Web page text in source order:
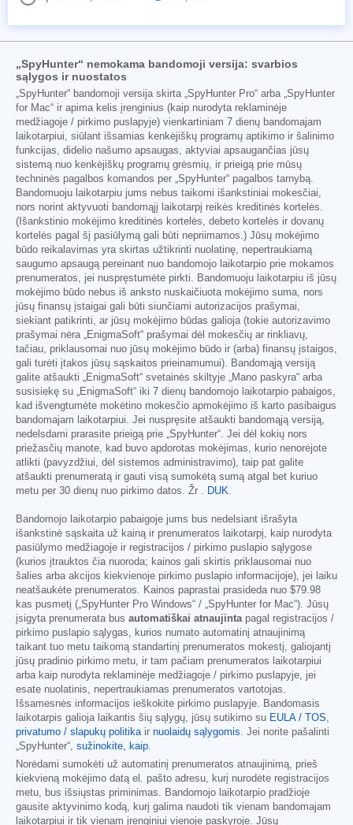
„SpyHunter“ nemokama bandomoji versija: svarbios
sąlygos ir nuostatos
„SpyHunter“ bandomoji versija skirta „SpyHunter Pro“ arba „SpyHunter
for Mac“ ir apima kelis įrenginius (kaip nurodyta reklaminėje
medžiagoje / pirkimo puslapyje) vienkartiniam 7 dienų bandomajam
laikotarpiui, siūlant išsamias kenkėjiškų programų aptikimo ir šalinimo
funkcijas, didelio našumo apsaugas, aktyviai apsaugančias jūsų
sistemą nuo kenkėjiškų programų grėsmių, ir prieigą prie mūsų
techninės pagalbos komandos per „SpyHunter“ pagalbos tarnybą.
Bandomuoju laikotarpiu jums nebus taikomi išankstiniai mokesčiai,
nors norint aktyvuoti bandomąjį laikotarpį reikės kreditinės kortelės.
(Išankstinio mokėjimo kreditinės kortelės, debeto kortelės ir dovanų
kortelės pagal šį pasiūlymą gali būti nepriimamos.) Jūsų mokėjimo
būdo reikalavimas yra skirtas užtikrinti nuolatinę, nepertraukiamą
saugumo apsaugą pereinant nuo bandomojo laikotarpio prie mokamos
prenumeratos, jei nuspręstumėte pirkti. Bandomuoju laikotarpiu iš jūsų
mokėjimo būdo nebus iš anksto nuskaičiuota mokėjimo suma, nors
jūsų finansų įstaigai gali būti siunčiami autorizacijos prašymai,
siekiant patikrinti, ar jūsų mokėjimo būdas galioja (tokie autorizavimo
prašymai nėra „EnigmaSoft“ prašymai dėl mokesčių ar rinkliavų,
tačiau, priklausomai nuo jūsų mokėjimo būdo ir (arba) finansų įstaigos,
gali turėti įtakos jūsų sąskaitos prieinamumui). Bandomąją versiją
galite atšaukti „EnigmaSoft“ svetainės skiltyje „Mano paskyra“ arba
susisiekę su „EnigmaSoft“ iki 7 dienų bandomojo laikotarpio pabaigos,
kad išvengtumėte mokėtino mokesčio apmokėjimo iš karto pasibaigus
bandomajam laikotarpiui. Jei nuspręsite atšaukti bandomąją versiją,
nedelsdami prarasite prieigą prie „SpyHunter“. Jei dėl kokių nors
priežasčių manote, kad buvo apdorotas mokėjimas, kurio nenorėjote
atlikti (pavyzdžiui, dėl sistemos administravimo), taip pat galite
atšaukti prenumeratą ir gauti visą sumokėtą sumą atgal bet kuriuo
metu per 30 dienų nuo pirkimo datos. Žr . DUK.
Bandomojo laikotarpio pabaigoje jums bus nedelsiant išrašyta
išankstinė sąskaita už kainą ir prenumeratos laikotarpį, kaip nurodyta
pasiūlymo medžiagoje ir registracijos / pirkimo puslapio sąlygose
(kurios įtrauktos čia nuoroda; kainos gali skirtis priklausomai nuo
šalies arba akcijos kiekvienoje pirkimo puslapio informacijoje), jei laiku
neatšaukėte prenumeratos. Kainos paprastai prasideda nuo $79.98
kas pusmetį („SpyHunter Pro Windows“ / „SpyHunter for Mac“). Jūsų
įsigyta prenumerata bus automatiškai atnaujintapagal registracijos /
pirkimo puslapio sąlygas, kurios numato automatinį atnaujinimą
taikant tuo metu taikomą standartinį prenumeratos mokestį, galiojantį
jūsų pradinio pirkimo metu, ir tam pačiam prenumeratos laikotarpiui
arba kaip nurodyta reklaminėje medžiagoje / pirkimo puslapyje, jei
esate nuolatinis, nepertraukiamas prenumeratos vartotojas.
Išsamesnės informacijos ieškokite pirkimo puslapyje. Bandomasis
laikotarpis galioja laikantis šių sąlygų, jūsų sutikimo su EULA / TOS,
privatumo / slapukų politikair nuolaidų sąlygomis. Jei norite pašalinti
„SpyHunter“, sužinokite, kaip.
Norėdami sumokėti už automatinį prenumeratos atnaujinimą, prieš
kiekvieną mokėjimo datą el. pašto adresu, kurį nurodėte registracijos
metu, bus išsiųstas priminimas. Bandomojo laikotarpio pradžioje
gausite aktyvinimo kodą, kurį galima naudoti tik vienam bandomajam
laikotarpiui ir tik vienam įrenginiui vienoje paskyroje. Jūsų